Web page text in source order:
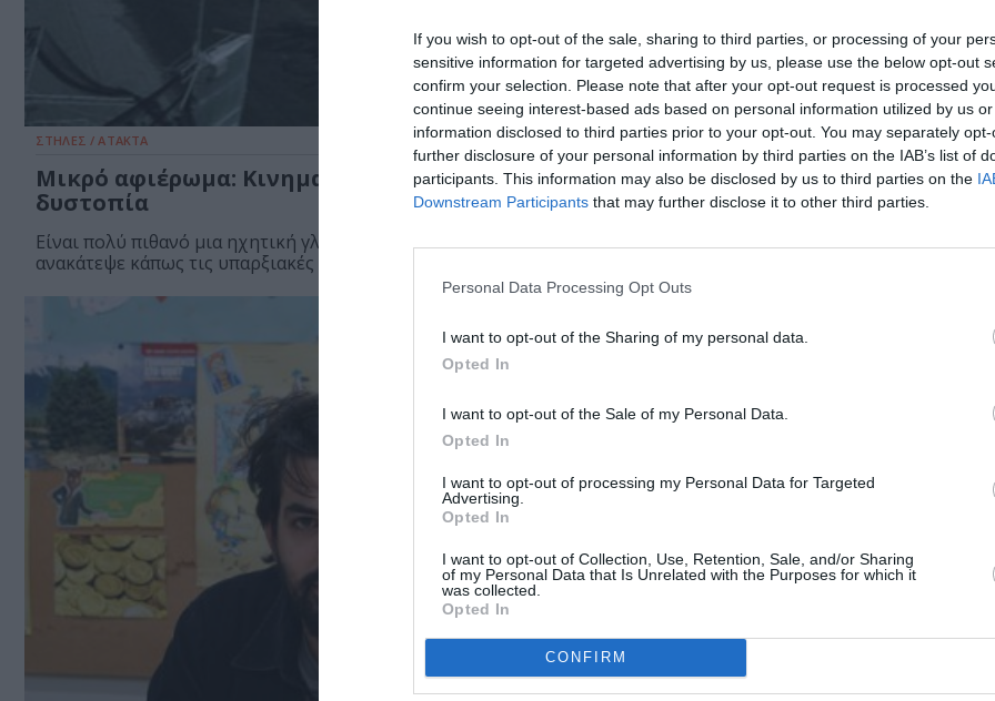
If you wish to opt-out of the sale, sharing to third parties, or processing of your
sensitive information for targeted advertising by us, please use the below opt-out
confirm your selection. Please note that after your opt-out request is processed
continue seeing interest-based ads based on personal information utilized by us
information disclosed to third parties prior to your opt-out. You may separately
further disclosure of your personal information by third parties on the IAB’s list of
participants. This information may also be disclosed by us to third parties on the
Downstream Participants that may further disclose it to other third parties.
Personal Data Processing Opt Outs
I want to opt-out of the Sharing of my personal data.
Opted In
I want to opt-out of the Sale of my Personal Data.
Opted In
I want to opt-out of processing my Personal Data for Targeted
Advertising.
Opted In
I want to opt-out of Collection, Use, Retention, Sale, and/or Sharing
of my Personal Data that Is Unrelated with the Purposes for which it
was collected.
Opted In
CONFIRM
ΣΤΗΛΕΣ / ΑΤΑΚΤΑ
Μικρό αφιέρωμα: Κινηματογραφική
δυστοπία
Είναι πολύ πιθανό μια ηχητική γλωσσική παρεξήγηση να
ανακάτεψε κάπως τις υπαρξιακές προτεραιότητες του...
ΣΤΗΛΕΣ / ΑΤΑΚΤΑ
Γιατί η Jessica Jones είναι η
ανάσα στη μυθολογία των
Σε μια εποχή που η «βαριά βιομηχανία» του
Ο προϊστορικός ζωγράφος – Πάνος
Από τις εκδόσεις Κέδρος κυκλοφορεί το